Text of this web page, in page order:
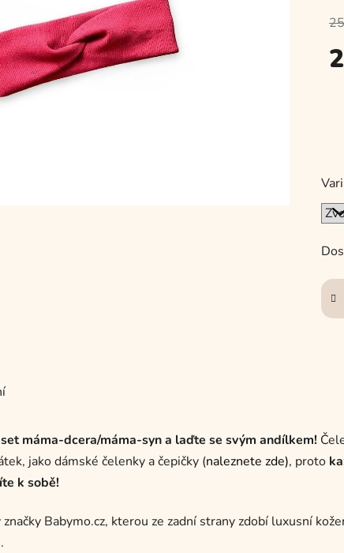
je
5,0
máma-dcera/máma-syn a laďte se svým andílkem!
jako dámské čelenky a čepičky (naleznete zde), proto
k sobě!
Babymo.cz, kterou ze zadní strany zdobí luxusní